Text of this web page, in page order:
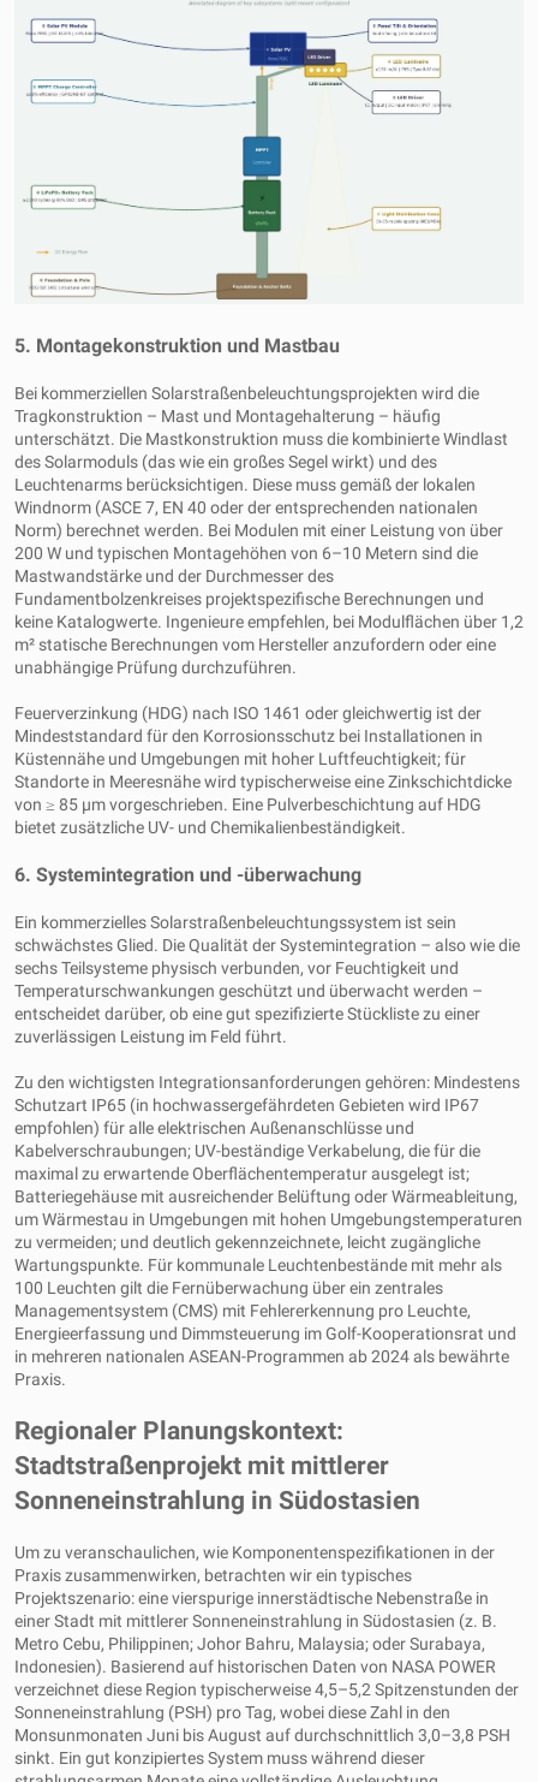
5. Montagekonstruktion und Mastbau
Bei kommerziellen Solarstraßenbeleuchtungsprojekten wird die
Tragkonstruktion – Mast und Montagehalterung – häufig
unterschätzt. Die Mastkonstruktion muss die kombinierte Windlast
des Solarmoduls (das wie ein großes Segel wirkt) und des
Leuchtenarms berücksichtigen. Diese muss gemäß der lokalen
Windnorm (ASCE 7, EN 40 oder der entsprechenden nationalen
Norm) berechnet werden. Bei Modulen mit einer Leistung von über
200 W und typischen Montagehöhen von 6–10 Metern sind die
Mastwandstärke und der Durchmesser des
Fundamentbolzenkreises projektspezifische Berechnungen und
keine Katalogwerte. Ingenieure empfehlen, bei Modulflächen über 1,2
m² statische Berechnungen vom Hersteller anzufordern oder eine
unabhängige Prüfung durchzuführen.
Feuerverzinkung (HDG) nach ISO 1461 oder gleichwertig ist der
Mindeststandard für den Korrosionsschutz bei Installationen in
Küstennähe und Umgebungen mit hoher Luftfeuchtigkeit; für
Standorte in Meeresnähe wird typischerweise eine Zinkschichtdicke
von ≥ 85 µm vorgeschrieben. Eine Pulverbeschichtung auf HDG
bietet zusätzliche UV- und Chemikalienbeständigkeit.
6. Systemintegration und -überwachung
Ein kommerzielles Solarstraßenbeleuchtungssystem ist sein
schwächstes Glied. Die Qualität der Systemintegration – also wie die
sechs Teilsysteme physisch verbunden, vor Feuchtigkeit und
Temperaturschwankungen geschützt und überwacht werden –
entscheidet darüber, ob eine gut spezifizierte Stückliste zu einer
zuverlässigen Leistung im Feld führt.
Zu den wichtigsten Integrationsanforderungen gehören: Mindestens
Schutzart IP65 (in hochwassergefährdeten Gebieten wird IP67
empfohlen) für alle elektrischen Außenanschlüsse und
Kabelverschraubungen; UV-beständige Verkabelung, die für die
maximal zu erwartende Oberflächentemperatur ausgelegt ist;
Batteriegehäuse mit ausreichender Belüftung oder Wärmeableitung,
um Wärmestau in Umgebungen mit hohen Umgebungstemperaturen
zu vermeiden; und deutlich gekennzeichnete, leicht zugängliche
Wartungspunkte. Für kommunale Leuchtenbestände mit mehr als
100 Leuchten gilt die Fernüberwachung über ein zentrales
Managementsystem (CMS) mit Fehlererkennung pro Leuchte,
Energieerfassung und Dimmsteuerung im Golf-Kooperationsrat und
in mehreren nationalen ASEAN-Programmen ab 2024 als bewährte
Praxis.
Regionaler Planungskontext:
Stadtstraßenprojekt mit mittlerer
Sonneneinstrahlung in Südostasien
Um zu veranschaulichen, wie Komponentenspezifikationen in der
Praxis zusammenwirken, betrachten wir ein typisches
Projektszenario: eine vierspurige innerstädtische Nebenstraße in
einer Stadt mit mittlerer Sonneneinstrahlung in Südostasien (z. B.
Metro Cebu, Philippinen; Johor Bahru, Malaysia; oder Surabaya,
Indonesien). Basierend auf historischen Daten von NASA POWER
verzeichnet diese Region typischerweise 4,5–5,2 Spitzenstunden der
Sonneneinstrahlung (PSH) pro Tag, wobei diese Zahl in den
Monsunmonaten Juni bis August auf durchschnittlich 3,0–3,8 PSH
sinkt. Ein gut konzipiertes System muss während dieser